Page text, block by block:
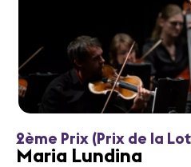
2ème Prix (Prix de la
Maria Lundina